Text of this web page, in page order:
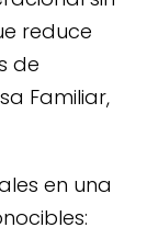
reduce
de
Familiar,
en una